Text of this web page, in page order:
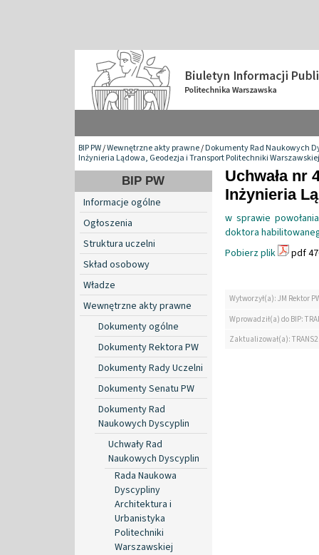
BIP PW/Wewnętrzne akty prawne/Dokumenty Rad Naukowych
Inżynieria Lądowa, Geodezja i Transport Politechniki Warszawskiej
BIP PW
Informacje ogólne
Ogłoszenia
Struktura uczelni
Skład osobowy
Władze
Wewnętrzne akty prawne
Dokumenty ogólne
Dokumenty Rektora PW
Dokumenty Rady Uczelni
Dokumenty Senatu PW
Dokumenty Rad
Naukowych Dyscyplin
Uchwały Rad
Naukowych Dyscyplin
Rada Naukowa
Dyscypliny
Architektura i
Urbanistyka
Politechniki
Warszawskiej
Uchwała nr
Inżynieria
w sprawie
doktora
Pobierz plik
pdf
Wytworzył(a): JM Rektor
Wprowadził(a) do BIP:
Zaktualizował(a):